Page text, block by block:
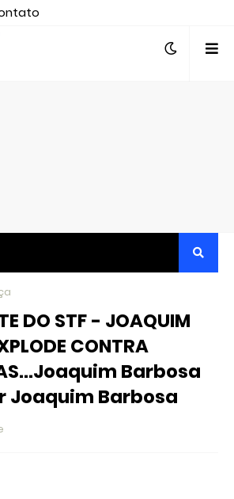
jornalista Clovis Almeida.
TRANSPARENTE E
DO STF - JOAQUIM
CONTRA
Barbosa
Joaquim Barbosa